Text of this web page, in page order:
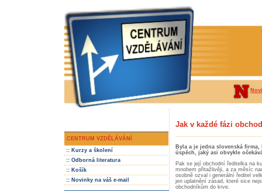
CENTRUM VZDĚLÁVÁNÍ
:: Kurzy a školení
:: Odborná literatura
:: Košík
:: Novinky na váš e-mail
Jak v každé fázi
Byla a je jedna slovenská
úspěch, jaký asi obvykle
Pak se její obchodní ředitelka na
mnohem přitažlivěji, a za měsíc
osobně ozval i generální ředitel
jen uplatnění zásad, které sice
obchodníkům do krve.